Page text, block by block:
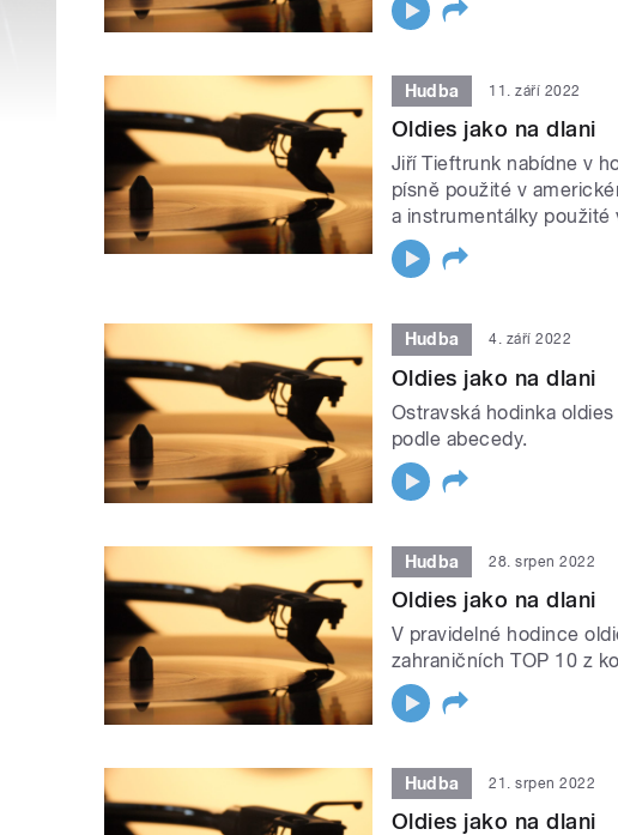
Hudba 11. září 2022
Oldies jako na dlani
Jiří Tieftrunk nabídne v
písně použité v
a instrumentálky použité
Hudba 4. září 2022
Oldies jako na dlani
Ostravská hodinka
podle abecedy.
Hudba 28. srpen 2022
Oldies jako na dlani
V pravidelné hodince
zahraničních TOP 10 z
Hudba 21. srpen 2022
Oldies jako na dlani